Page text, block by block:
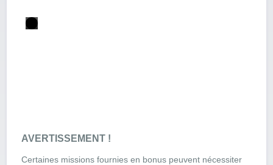
AVERTISSEMENT !
Certaines missions fournies en bonus peuvent nécessiter